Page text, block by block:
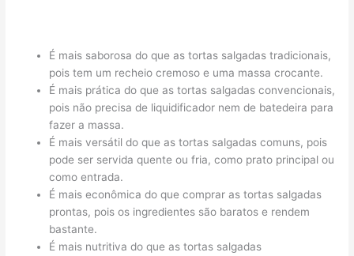
É mais saborosa do que as tortas salgadas tradicionais,
pois tem um recheio cremoso e uma massa crocante.
É mais prática do que as tortas salgadas convencionais,
pois não precisa de liquidificador nem de batedeira para
fazer a massa.
É mais versátil do que as tortas salgadas comuns, pois
pode ser servida quente ou fria, como prato principal ou
como entrada.
É mais econômica do que comprar as tortas salgadas
prontas, pois os ingredientes são baratos e rendem
bastante.
É mais nutritiva do que as tortas salgadas